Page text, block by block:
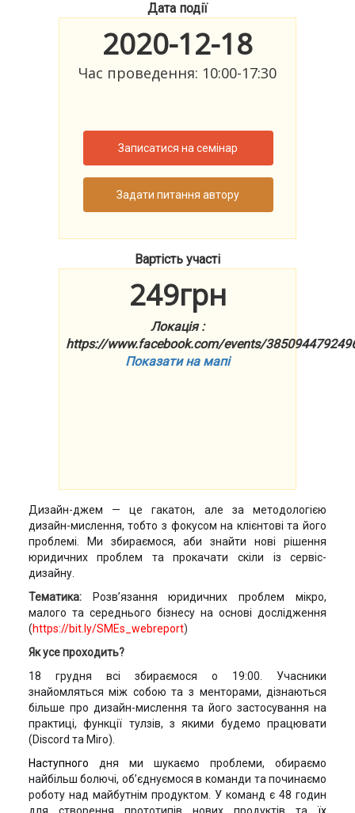
Дата події
2020-12-18
Час проведення: 10:00-17:30
Записатися на семінар
Задати питання автору
Вартість участі
249грн
Локація :
https://www.facebook.com/events/
Показати на мапі
Дизайн-джем — це гакатон, але за методологією
дизайн-мислення, тобто з фокусом на клієнтові та його
проблемі. Ми збираємося, аби знайти нові рішення
юридичних проблем та прокачати скіли із сервіс-
дизайну.
Тематика:Розв’язання юридичних проблем мікро,
малого та середнього бізнесу на основі дослідження
(https://bit.ly/SMEs_webreport)
Як усе проходить?
18 грудня всі збираємося о 19:00. Учасники
знайомляться між собою та з менторами, дізнаються
більше про дизайн-мислення та його застосування на
практиці, функції тулзів, з якими будемо працювати
(Discord та Miro).
Наступного дня ми шукаємо проблеми, обираємо
найбільш болючі, об’єднуємося в команди та починаємо
роботу над майбутнім продуктом. У команд є 48 годин